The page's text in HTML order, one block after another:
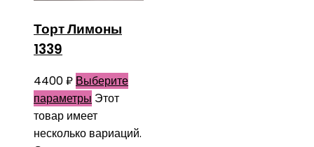
Торт Лимоны
1339
4400₽ Выберите
параметры Этот
товар имеет
несколько вариаций.